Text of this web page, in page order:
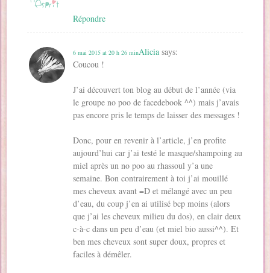
Répondre
Alicia says:
6 mai 2015 at 20 h 26 min
Coucou !
J’ai découvert ton blog au début de l’année (via
le groupe no poo de facedebook ^^) mais j’avais
pas encore pris le temps de laisser des messages !
Donc, pour en revenir à l’article, j’en profite
aujourd’hui car j’ai testé le masque/shampoing au
miel après un no poo au rhassoul y’a une
semaine. Bon contrairement à toi j’ai mouillé
mes cheveux avant =D et mélangé avec un peu
d’eau, du coup j’en ai utilisé bcp moins (alors
que j’ai les cheveux milieu du dos), en clair deux
c-à-c dans un peu d’eau (et miel bio aussi^^). Et
ben mes cheveux sont super doux, propres et
faciles à démêler.